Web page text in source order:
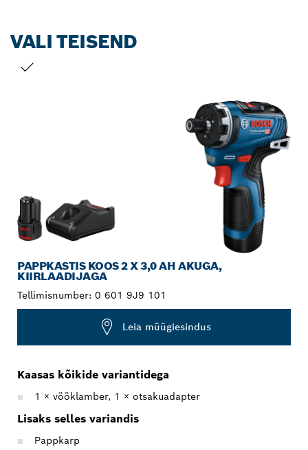
VALI TEISEND
PAPPKASTIS KOOS 2 X 3,0 AH AKUGA,
KIIRLAADIJAGA
Tellimisnumber: 0 601 9J9 101
Leia müügiesindus
Kaasas kõikide variantidega
1 × vööklamber, 1 × otsakuadapter
Lisaks selles variandis
Pappkarp